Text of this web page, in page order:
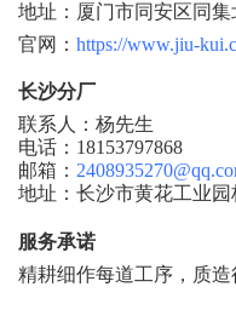
地址：厦门市同安区同集
官网： https://www.jiu-
长沙分厂
联系人：杨先生
电话： 18153797868
邮箱：
地址：长沙市黄花工业园
服务承诺
精耕细作每道工序，质